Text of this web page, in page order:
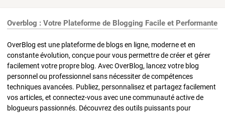
Overblog : Votre Plateforme de Blogging Facile et Performante
OverBlog est une plateforme de blogs en ligne, moderne et en
constante évolution, conçue pour vous permettre de créer et gérer
facilement votre propre blog. Avec OverBlog, lancez votre blog
personnel ou professionnel sans nécessiter de compétences
techniques avancées. Publiez, personnalisez et partagez facilement
vos articles, et connectez-vous avec une communauté active de
blogueurs passionnés. Découvrez des outils puissants pour